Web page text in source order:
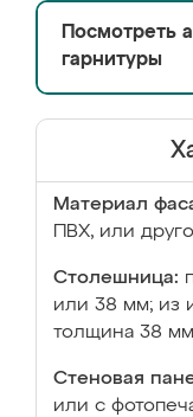
Посмотреть
гарнитуры
Материал
ПВХ, или
Столешница:
или 38 мм; из
толщина 38 мм
Стеновая
или с